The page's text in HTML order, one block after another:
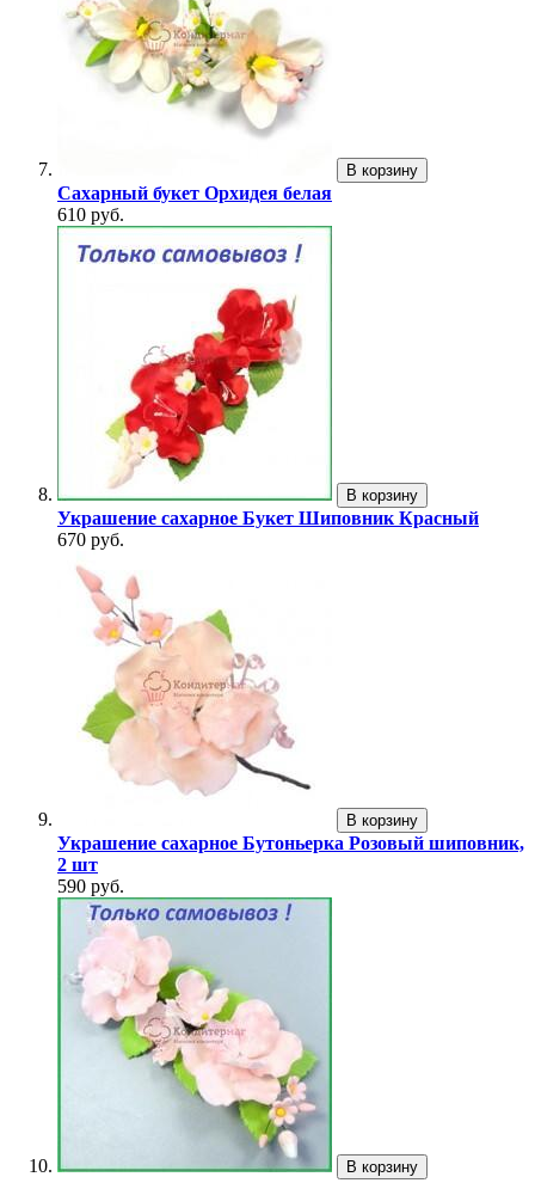
В корзину
Сахарный букет Орхидея белая
610 руб.
В корзину
Украшение сахарное Букет Шиповник Красный
670 руб.
В корзину
Украшение сахарное Бутоньерка Розовый шиповник,
2 шт
590 руб.
В корзину